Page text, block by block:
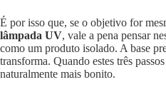
É por isso que, se o objetivo for
lâmpada UV, vale a pena pensar
como um produto isolado. A base
transforma. Quando estes três
naturalmente mais bonito.